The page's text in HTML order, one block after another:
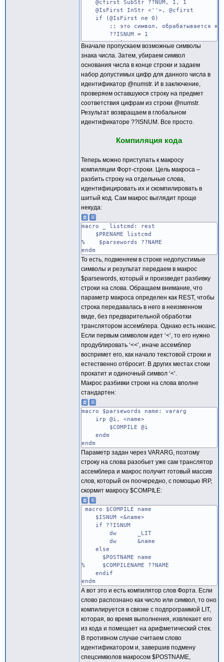
@cfirst SubStr ??NUM, 1, 1
@IsFirst InStr <''>, @cfirst
if (@IsFirst ne 0)
;; это символ, обрабатывается как
??ISNUM = 1
exitm
endif
;; проверяем первый символ на наличие
@IsFirst InStr <-+>, @cfirst
if (@IsFirst ne 0)
;; первым идет знак числа,
@cfirst SubStr ??NUM, 1, 1
@len sizestr ??NUM
endif
if (@len eq 0)
exitm
@numstr CatStr <0123456789>
@clast SubStr ??NUM, @len, 1
@IsLast InStr <bBhH>, @clast
if (@IsLast ne 0)
;; это основание числа, убираем
if (@IsLast gt 2)
;; это шестнадцатеричное
@numstr CatStr
else
;; это двоичное число,
@numstr CatStr <01>
endif
??NUM SubStr ??NUM, 1, @len-1
@len sizestr ??NUM
endif
;; первым символом, после знака,
@IsFirst InStr <0123456789>, @cfirst
if (@len eq 0) or (@IsFirst eq 0)
exitm
endif
;; сканируем число, без учета
rept @len
@nchr SubStr ??NUM, 1, 1
??NUM SubStr ??NUM, 2, @len
@isDigit InStr @numstr, @nchr
if (@isDigit eq 0)
endif
endm
if (@isDigit ne 0)
??ISNUM = 1
endif
Вначале пропускаем возможные символы
знака числа. Затем, убираем символ
основания числа в конце строки и задаем
набор допустимых цифр для данного числа в
идентификатор @numstr. И в заключение,
проверяем оставшуюся строку на предмет
соответствия цифрам из строки @numstr.
Результат возвращаем в глобальном
идентификаторе ??ISNUM. Все просто.
Компиляция кода
Теперь можно приступать к макросу
компиляции Форт-строки. Цель макроса –
разбить строку на отдельные слова,
идентифицировать их и скомпилировать в
шитый код. Сам макрос выглядит проще
некуда:
macro _ listcmd: rest
$PRENAME listcmd
% $parsewords ??NAME
endm
То есть, подменяем в строке недопустимые
символы и результат передаем в макрос
$parsewords, который и произведет разбивку
строки на слова. Обращаем внимание, что
параметр макроса определен как REST, чтобы
строка передавалась в него в неизменном
виде, без предварительной обработки
транслятором ассемблера. Однако есть нюанс.
Если первым символом идет ‘<’, то его нужно
продублировать ‘<<’, иначе ассемблер
воспримет его, как начало текстовой строки и
естественно отбросит. В других местах стоки
прокатит и одиночный символ ‘<’.
Макрос разбивки строки на слова вполне
стандартен:
macro $parsewords name: vararg
irp @i, <name>
$COMPILE @i
endm
endm
Параметр задан через VARARG, поэтому
строку на слова разобьет уже сам транслятор
ассемблера и макрос получит готовый массив
слов, который он поочередно, с помощью IRP,
скормит макросу $COMPILE:
macro $COMPILE name
$ISNUM <&name>
if ??ISNUM
dw _LIT
dw &name
else
$POSTNAME name
% $COMPILENAME ??NAME
endif
endm
А вот это и есть компилятор слов Форта. Если
слово распознано как число или символ, то оно
компилируется в связке с подпрограммой LIT,
которая, во время выполнения, извлекает его
из кода и помещает на арифметический стек.
В противном случае считаем слово
идентификатором и, завершив подмену
спецсимволов макросом $POSTNAME,